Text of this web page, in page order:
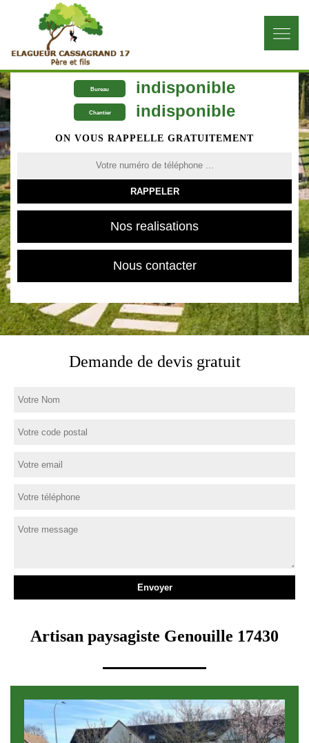
Bureau indisponible
Chantier indisponible
ON VOUS RAPPELLE GRATUITEMENT
Nos realisations
Nous contacter
Demande de devis gratuit
Artisan paysagiste Genouille 17430